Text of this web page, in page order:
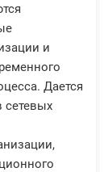
и
Дается
сетевых